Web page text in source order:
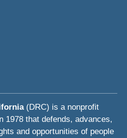
(DRC) is a nonprofit
1978 that defends, advances,
and opportunities of people